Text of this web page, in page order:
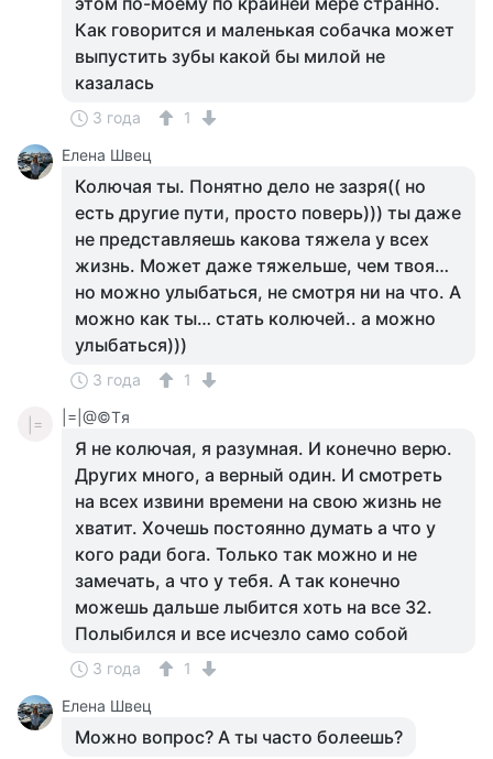
Как говорится и маленькая собачка может
выпустить зубы какой бы милой не
казалась
3 года
1
Елена Швец
Колючая ты. Понятно дело не зазря(( но
есть другие пути, просто поверь))) ты даже
не представляешь какова тяжела у всех
жизнь. Может даже тяжельше, чем твоя…
но можно улыбаться, не смотря ни на что. А
можно как ты… стать колючей.. а можно
улыбаться)))
3 года 1
|= |=|@©Tя
Я не колючая, я разумная. И конечно верю.
Других много, а верный один. И смотреть
на всех извини времени на свою жизнь не
хватит. Хочешь постоянно думать а что у
кого ради бога. Только так можно и не
замечать, а что у тебя. А так конечно
можешь дальше лыбится хоть на все 32.
Полыбился и все исчезло само собой
3 года
1
Елена Швец
Можно вопрос? А ты часто болеешь?